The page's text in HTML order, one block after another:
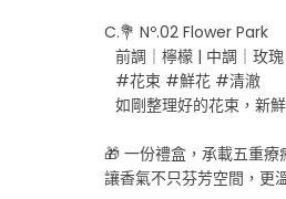
C.💐 Nº.02 Flower Park
⠀前調｜檸檬 | 中調｜玫
⠀#花束 #鮮花 #清澈
⠀如剛整理好的花束，新
🎁 一份禮盒，承載五重療
讓香氣不只芬芳空間，更